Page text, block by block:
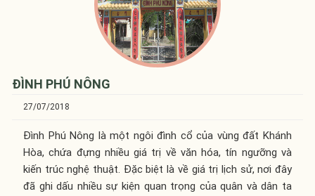
ĐÌNH PHÚ NÔNG
27/07/2018
Đình Phú Nông là một ngôi đình cổ của vùng đất Khánh
Hòa, chứa đựng nhiều giá trị về văn hóa, tín ngưỡng và
kiến trúc nghệ thuật. Đặc biệt là về giá trị lịch sử, nơi đây
đã ghi dấu nhiều sự kiện quan trọng của quân và dân ta